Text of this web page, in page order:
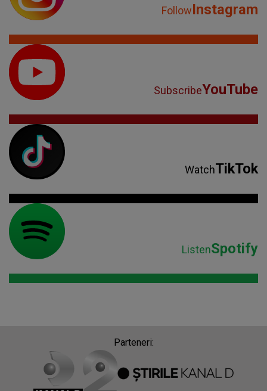
FollowInstagram
SubscribeYouTube
WatchTikTok
ListenSpotify
Parteneri: